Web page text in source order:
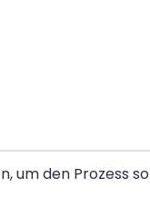
um den Prozess so